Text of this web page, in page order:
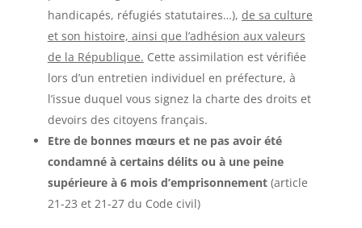
handicapés, réfugiés statutaires…), de sa culture
et son histoire, ainsi que l’adhésion aux valeurs
de la République. Cette assimilation est vérifiée
lors d’un entretien individuel en préfecture, à
l’issue duquel vous signez la charte des droits et
devoirs des citoyens français.
Etre de bonnes mœurs et ne pas avoir été
condamné à certains délits ou à une peine
supérieure à 6 mois d’emprisonnement (article
21-23 et 21-27 du Code civil)